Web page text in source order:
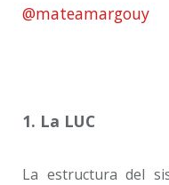
@mateamargouy
1. La LUC
La estructura del